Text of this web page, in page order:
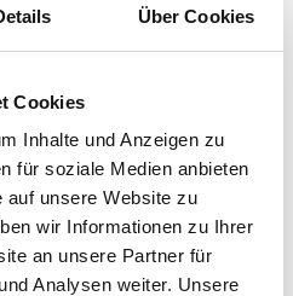
Über Cookies
Cookies
Inhalte und Anzeigen zu
für soziale Medien anbieten
auf unsere Website zu
wir Informationen zu Ihrer
an unsere Partner für
Analysen weiter. Unsere